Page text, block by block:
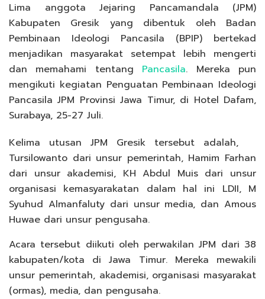
Lima anggota Jejaring Pancamandala (JPM)
Kabupaten Gresik yang dibentuk oleh Badan
Pembinaan Ideologi Pancasila (BPIP) bertekad
menjadikan masyarakat setempat lebih mengerti
dan memahami tentang Pancasila. Mereka pun
mengikuti kegiatan Penguatan Pembinaan Ideologi
Pancasila JPM Provinsi Jawa Timur, di Hotel Dafam,
Surabaya, 25-27 Juli.
Kelima utusan JPM Gresik tersebut adalah,
Tursilowanto dari unsur pemerintah, Hamim Farhan
dari unsur akademisi, KH Abdul Muis dari unsur
organisasi kemasyarakatan dalam hal ini LDII, M
Syuhud Almanfaluty dari unsur media, dan Amous
Huwae dari unsur pengusaha.
Acara tersebut diikuti oleh perwakilan JPM dari 38
kabupaten/kota di Jawa Timur. Mereka mewakili
unsur pemerintah, akademisi, organisasi masyarakat
(ormas), media, dan pengusaha.